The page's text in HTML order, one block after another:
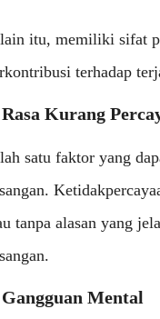
itu, memiliki sifat
terhadap
Kurang
satu faktor yang
tanpa alasan yang
Mental